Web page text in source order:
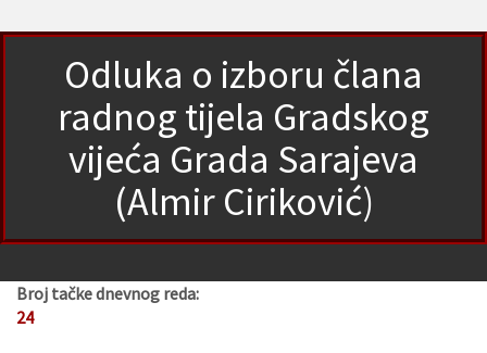
Odluka o izboru člana
radnog tijela Gradskog
vijeća Grada Sarajeva
(Almir Ciriković)
Broj tačke dnevnog reda:
24